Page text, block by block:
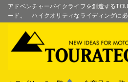
アドベンチャーバイクライフを創造する
ード。 ハイクオリティなライディングに必